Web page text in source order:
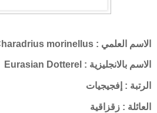
الاسم العلمي : Charadrius morinellus
الاسم بالانجليزية : Eurasian Dotterel
الرتبة : إفجيجيات
العائلة : زقزاقية